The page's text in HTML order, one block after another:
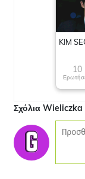
KIM
10
Σχόλια